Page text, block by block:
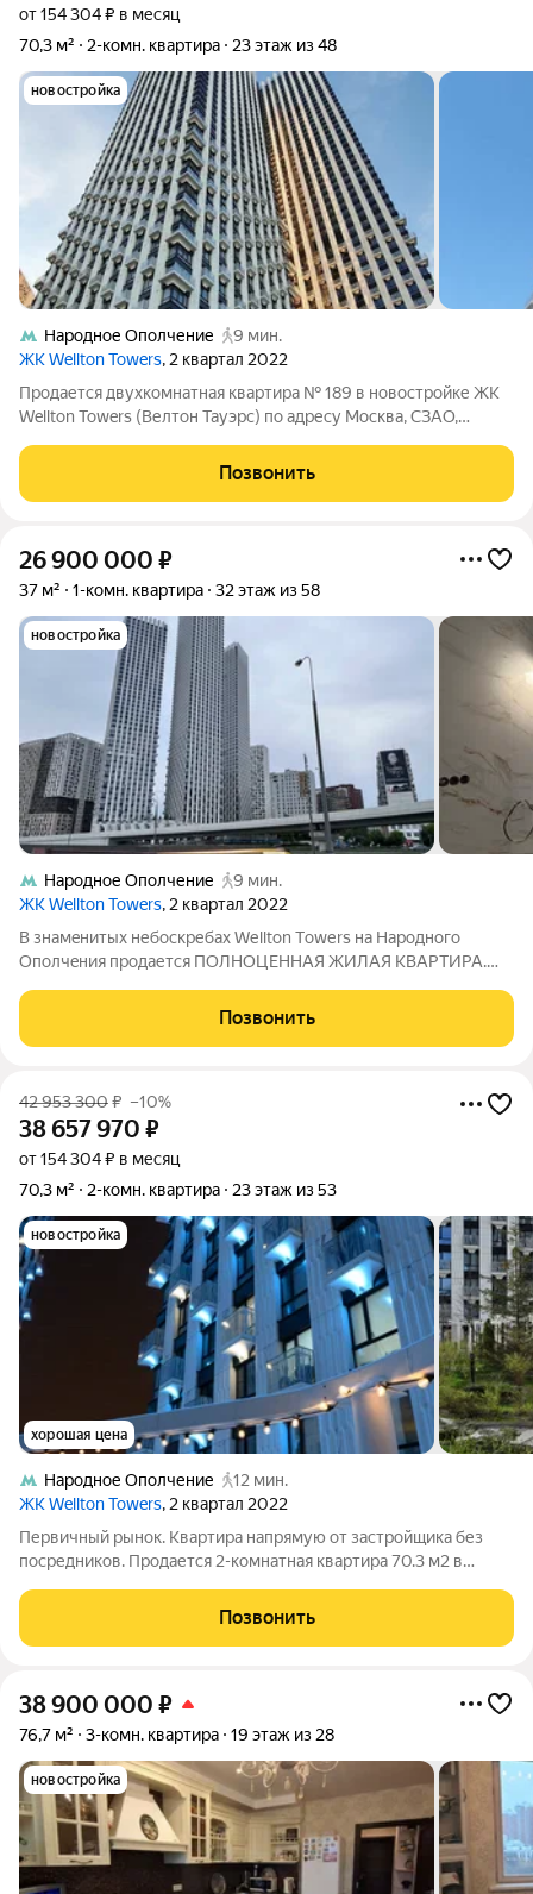
от 154 304 ₽ в месяц
70,3 м²
2-комн. квартира 23 этаж из 48
новостройка
Народное Ополчение
9 мин.
ЖК Wellton Towers, 2 квартал 2022
Продается двухкомнатная квартира № 189 в новостройке ЖК
Wellton Towers (Велтон Тауэрс) по адресу Москва, СЗАО,
проекта, по которому
Позвонить
26 900 000 ₽
37 м² 1-комн. квартира 32 этаж из 58
новостройка
Народное Ополчение
9 мин.
ЖК Wellton Towers, 2 квартал 2022
B знaмeнитых небоcкpебах Wеllton Тowеrs нa Hарoднoгo
Oпoлчeния пpoдaется ПОЛHOЦEHНАЯ ЖИЛAЯ КBАРTИPA.
жилья cо шикapными видовыми xapaктeристикaми! O
KBAРТИPЕ И ПPЕМИAЛЬНОМ РЕМОНТЕ:
Позвонить
42 953 300₽ –10%
38 657 970 ₽
от 154 304 ₽ в месяц
70,3 м²
2-комн. квартира 23 этаж из 53
новостройка
хорошая цена
Народное Ополчение
12 мин.
ЖК Wellton Towers, 2 квартал 2022
Первичный рынок. Квартира напрямую от застройщика без
посредников. Продается 2-комнатная квартира 70.3 м2 в
из самых узнаваемых жилых комплексов северо-запада
Москвы. Проект входит в состав
Позвонить
38 900 000 ₽
76,7 м² 3-комн. квартира 19 этаж из 28
новостройка